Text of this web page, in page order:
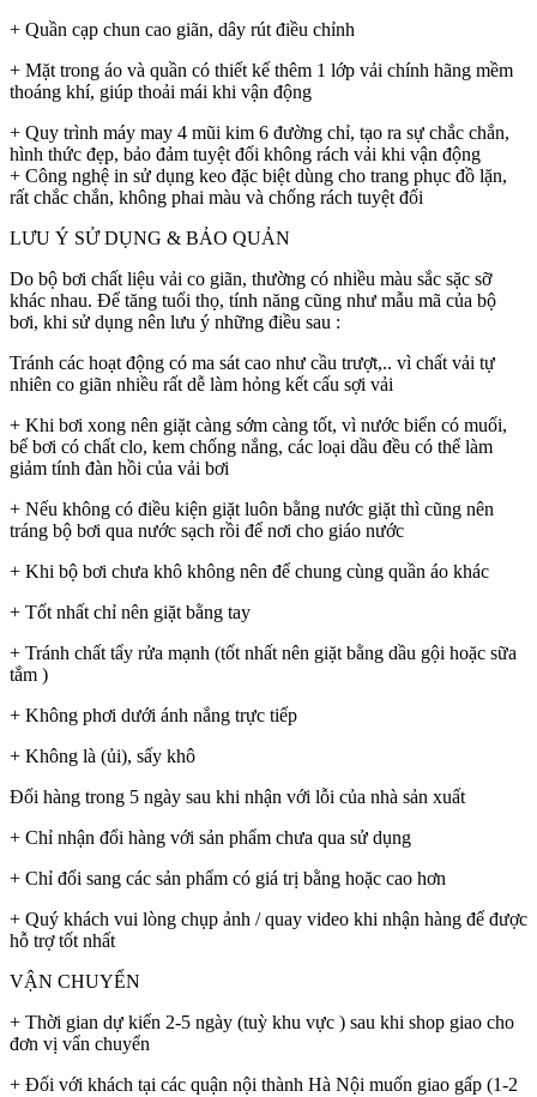
+ Quần cạp chun cao giãn, dây rút điều chỉnh
+ Mặt trong áo và quần có thiết kế thêm 1 lớp vải chính hãng mềm
thoáng khí, giúp thoải mái khi vận động
+ Quy trình máy may 4 mũi kim 6 đường chỉ, tạo ra sự chắc chắn,
hình thức đẹp, bảo đảm tuyệt đối không rách vải khi vận động
+ Công nghệ in sử dụng keo đặc biệt dùng cho trang phục đồ lặn,
rất chắc chắn, không phai màu và chống rách tuyệt đối
LƯU Ý SỬ DỤNG & BẢO QUẢN
Do bộ bơi chất liệu vải co giãn, thường có nhiều màu sắc sặc sỡ
khác nhau. Để tăng tuổi thọ, tính năng cũng như mẫu mã của bộ
bơi, khi sử dụng nên lưu ý những điều sau :
Tránh các hoạt động có ma sát cao như cầu trượt,.. vì chất vải tự
nhiên co giãn nhiều rất dễ làm hỏng kết cấu sợi vải
+ Khi bơi xong nên giặt càng sớm càng tốt, vì nước biển có muối,
bể bơi có chất clo, kem chống nắng, các loại dầu đều có thể làm
giảm tính đàn hồi của vải bơi
+ Nếu không có điều kiện giặt luôn bằng nước giặt thì cũng nên
tráng bộ bơi qua nước sạch rồi để nơi cho giáo nước
+ Khi bộ bơi chưa khô không nên để chung cùng quần áo khác
+ Tốt nhất chỉ nên giặt bằng tay
+ Tránh chất tẩy rửa mạnh (tốt nhất nên giặt bằng dầu gội hoặc sữa
tắm )
+ Không phơi dưới ánh nắng trực tiếp
+ Không là (ủi), sấy khô
Đổi hàng trong 5 ngày sau khi nhận với lỗi của nhà sản xuất
+ Chỉ nhận đổi hàng với sản phẩm chưa qua sử dụng
+ Chỉ đổi sang các sản phẩm có giá trị bằng hoặc cao hơn
+ Quý khách vui lòng chụp ảnh / quay video khi nhận hàng để được
hỗ trợ tốt nhất
VẬN CHUYỂN
+ Thời gian dự kiến 2-5 ngày (tuỳ khu vực ) sau khi shop giao cho
đơn vị vẩn chuyển
+ Đối với khách tại các quận nội thành Hà Nội muốn giao gấp (1-2